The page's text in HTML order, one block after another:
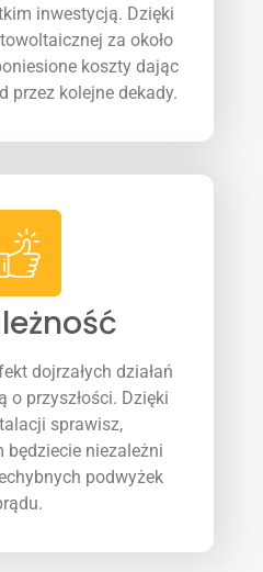
inwestycją. Dzięki
za około
koszty dając
przez kolejne dekady.
dojrzałych działań
o przyszłości. Dzięki
sprawisz,
będziecie niezależni
podwyżek